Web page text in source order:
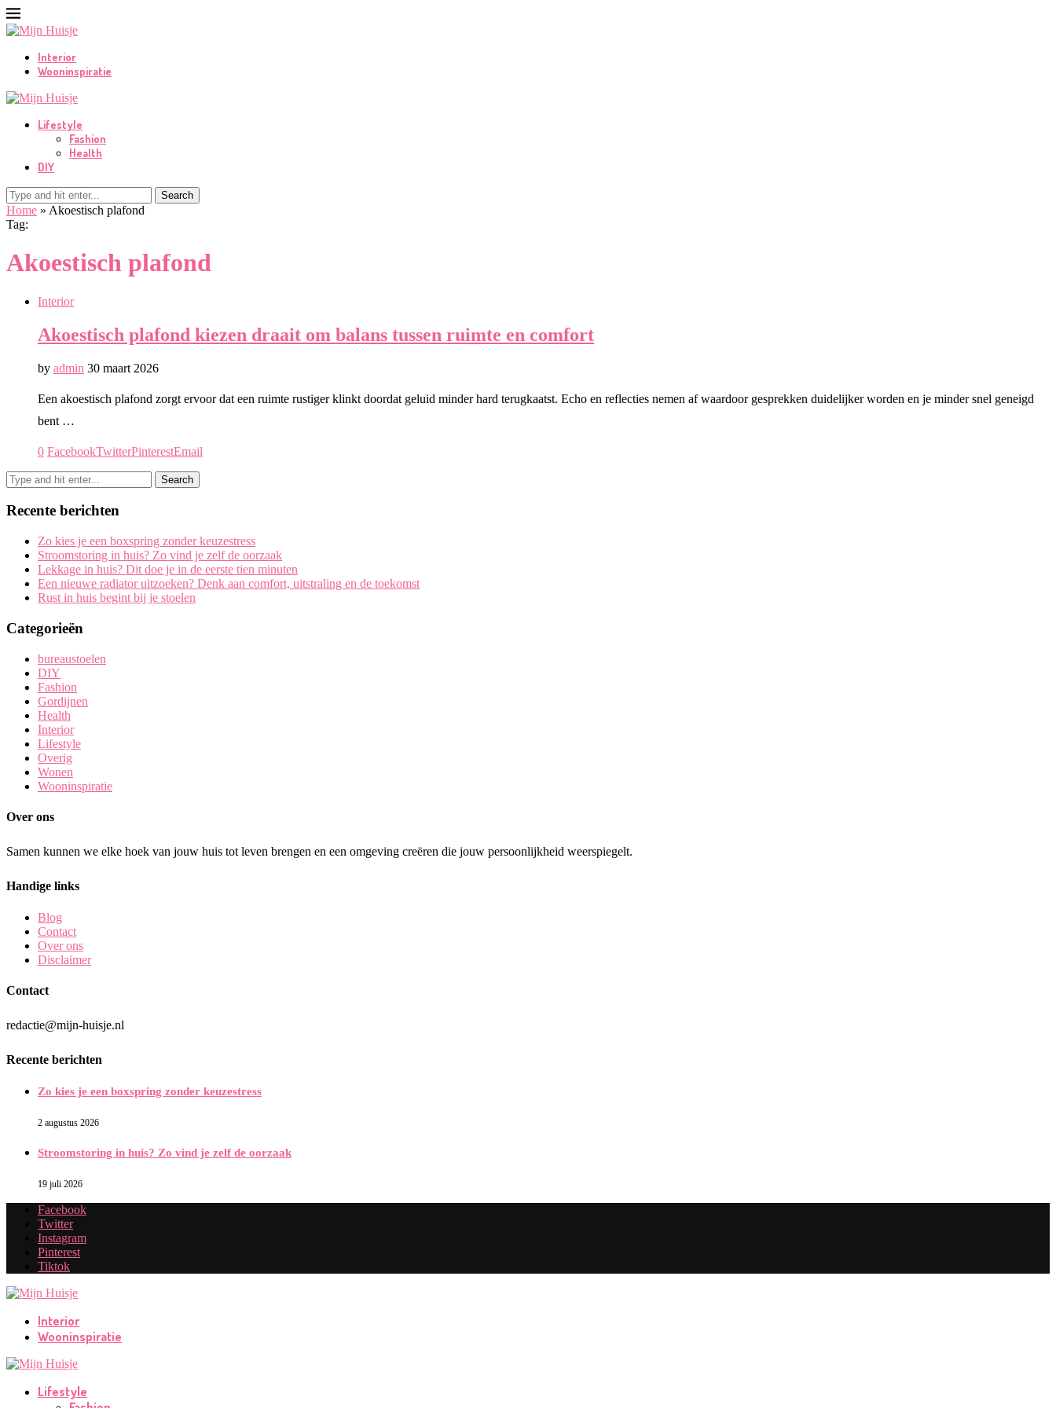
Interior
Wooninspiratie
Lifestyle
Fashion
Health
DIY
Search
Home » Akoestisch plafond
Tag:
Akoestisch plafond
Interior
Akoestisch plafond kiezen draait om balans tussen ruimte en comfort
by admin 30 maart 2026
Een akoestisch plafond zorgt ervoor dat een ruimte rustiger klinkt doordat geluid minder hard terugkaatst. Echo en reflecties nemen af waardoor gesprekken duidelijker worden en je minder snel geneigd
bent …
0 FacebookTwitterPinterestEmail
Recente berichten
Zo kies je een boxspring zonder keuzestress
Stroomstoring in huis? Zo vind je zelf de oorzaak
Lekkage in huis? Dit doe je in de eerste tien minuten
Een nieuwe radiator uitzoeken? Denk aan comfort, uitstraling en de toekomst
Rust in huis begint bij je stoelen
Categorieën
bureaustoelen
DIY
Fashion
Gordijnen
Health
Interior
Lifestyle
Overig
Wonen
Wooninspiratie
Over ons
Samen kunnen we elke hoek van jouw huis tot leven brengen en een omgeving creëren die jouw persoonlijkheid weerspiegelt.
Handige links
Blog
Contact
Over ons
Disclaimer
Contact
redactie@mijn-huisje.nl
Recente berichten
Zo kies je een boxspring zonder keuzestress
2 augustus 2026
Stroomstoring in huis? Zo vind je zelf de oorzaak
19 juli 2026
Facebook
Twitter
Instagram
Pinterest
Tiktok
Interior
Wooninspiratie
Lifestyle